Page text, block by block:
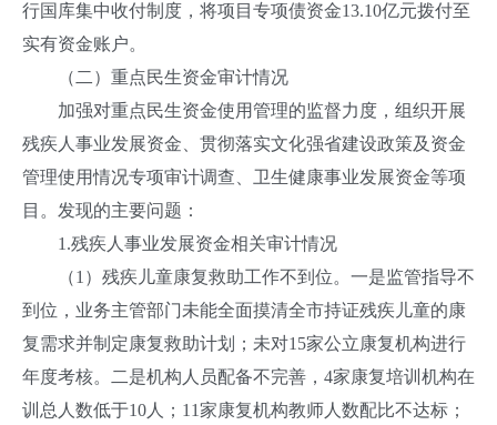
行国库集中收付制度，将项目专项债资金13.10亿元拨付至
实有资金账户。
（二）重点民生资金审计情况
加强对重点民生资金使用管理的监督力度，组织开展
残疾人事业发展资金、贯彻落实文化强省建设政策及资金
管理使用情况专项审计调查、卫生健康事业发展资金等项
目。发现的主要问题：
1.残疾人事业发展资金相关审计情况
（1）残疾儿童康复救助工作不到位。一是监管指导不
到位，业务主管部门未能全面摸清全市持证残疾儿童的康
复需求并制定康复救助计划；未对15家公立康复机构进行
年度考核。二是机构人员配备不完善，4家康复培训机构在
训总人数低于10人；11家康复机构教师人数配比不达标；